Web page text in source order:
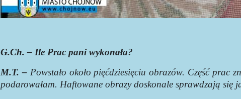
G.Ch. – Ile Prac pani wykonała?
M.T. –Powstało około pięćdziesięciu obrazów. Część prac
podarowałam. Haftowane obrazy doskonale sprawdzają się